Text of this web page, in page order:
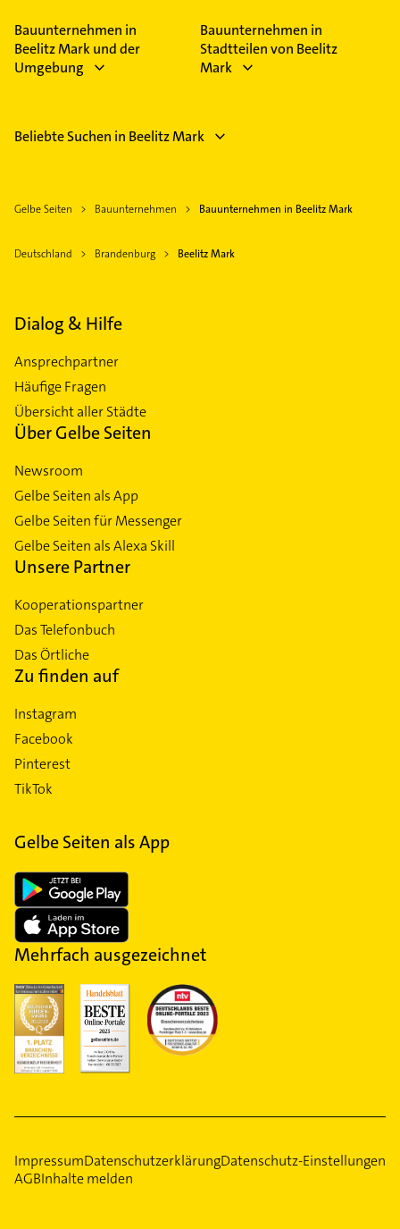
Abbrucharbeiten.
Bauunternehmen in
Beelitz Mark und der
Umgebung
Bauunternehmen in
Stadtteilen von Beelitz
Mark
Beliebte Suchen in Beelitz Mark
Gelbe Seiten Bauunternehmen Bauunternehmen in Beelitz Mark
Deutschland Brandenburg Beelitz Mark
Dialog & Hilfe
Ansprechpartner
Häufige Fragen
Übersicht aller Städte
Über Gelbe Seiten
Newsroom
Gelbe Seiten als App
Gelbe Seiten für Messenger
Gelbe Seiten als Alexa Skill
Unsere Partner
Kooperationspartner
Das Telefonbuch
Das Örtliche
Zu finden auf
Instagram
Facebook
Pinterest
TikTok
Gelbe Seiten als App
Mehrfach ausgezeichnet
ImpressumDatenschutzerklärungDatenschutz-Einstellungen
AGBInhalte melden